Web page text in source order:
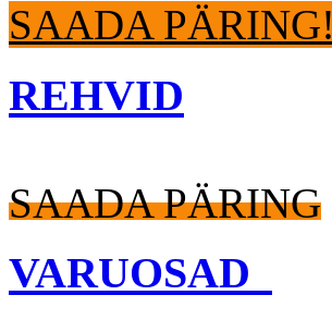
SAADA PÄRING!
REHVID
SAADA PÄRING
VARUOSAD